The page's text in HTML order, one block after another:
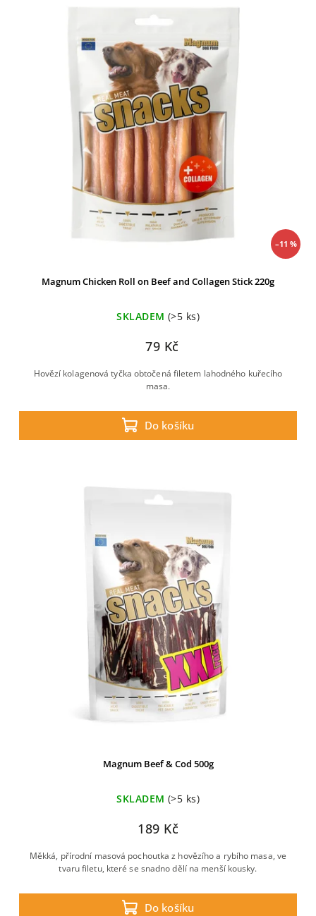
Abecedně
–11 %
Magnum Chicken Roll on Beef and Collagen Stick 220g
SKLADEM (>5 ks)
79 Kč
Do košíku
Hovězí kolagenová tyčka obtočená filetem lahodného kuřecího
masa.
Magnum Beef & Cod 500g
SKLADEM (>5 ks)
189 Kč
Do košíku
Měkká, přírodní masová pochoutka z hovězího a rybího masa, ve
tvaru filetu, které se snadno dělí na menší kousky.